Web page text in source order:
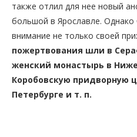
также отлил для нее новый
большой в Ярославле.
внимание не только своей
пожертвования шли в
женский монастырь в
Коробовскую придворную
Петербурге и т. п.